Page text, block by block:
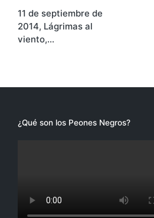
de
entradas
11 de septiembre de
2014, Lágrimas al
viento,…
¿Qué son los Peones Negros?